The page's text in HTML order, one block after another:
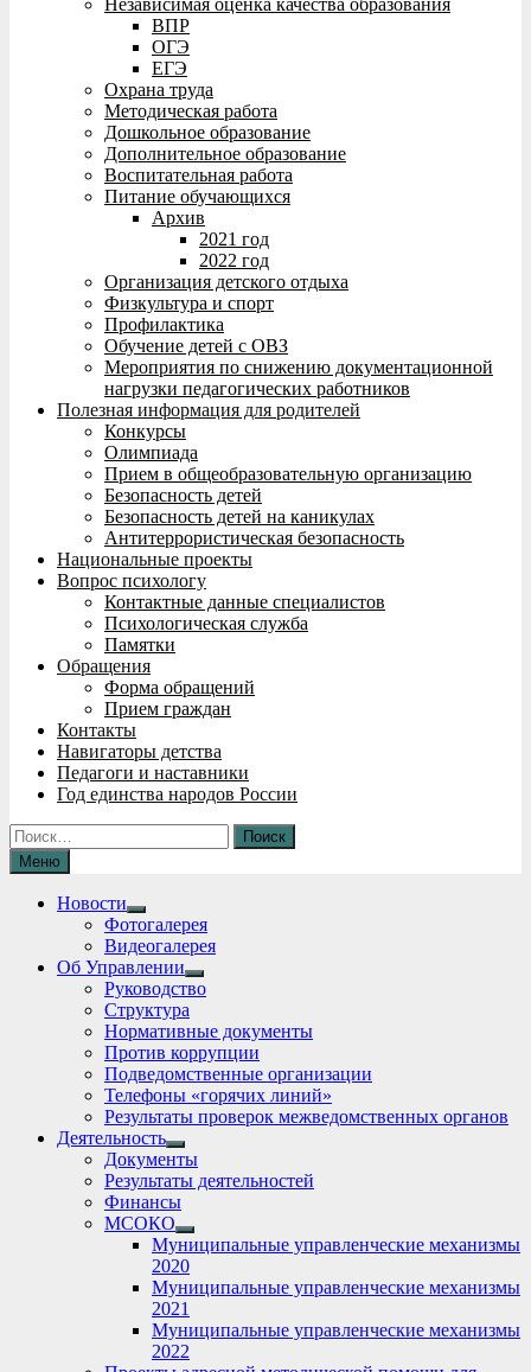
Независимая оценка качества образования
ВПР
ОГЭ
ЕГЭ
Охрана труда
Методическая работа
Дошкольное образование
Дополнительное образование
Воспитательная работа
Питание обучающихся
Архив
2021 год
2022 год
Организация детского отдыха
Физкультура и спорт
Профилактика
Обучение детей с ОВЗ
Мероприятия по снижению документационной
нагрузки педагогических работников
Полезная информация для родителей
Конкурсы
Олимпиада
Прием в общеобразовательную организацию
Безопасность детей
Безопасность детей на каникулах
Антитеррористическая безопасность
Национальные проекты
Вопрос психологу
Контактные данные специалистов
Психологическая служба
Памятки
Обращения
Форма обращений
Прием граждан
Контакты
Навигаторы детства
Педагоги и наставники
Год единства народов России
Найти:
Меню
Новости
Show
sub
menu
Фотогалерея
Видеогалерея
Об Управлении
Show
sub
Руководство
Структура
Нормативные документы
Против коррупции
Подведомственные организации
Телефоны «горячих линий»
Результаты проверок межведомственных органов
Деятельность
Show
sub
menu
Документы
Результаты деятельностей
Финансы
МСОКО
Show
sub
menu
Муниципальные управленческие механизмы
2020
Муниципальные управленческие механизмы
2021
Муниципальные управленческие механизмы
2022